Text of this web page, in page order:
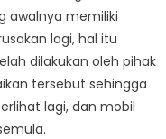
awalnya memiliki
lagi, hal itu
dilakukan oleh pihak
tersebut sehingga
lagi, dan mobil